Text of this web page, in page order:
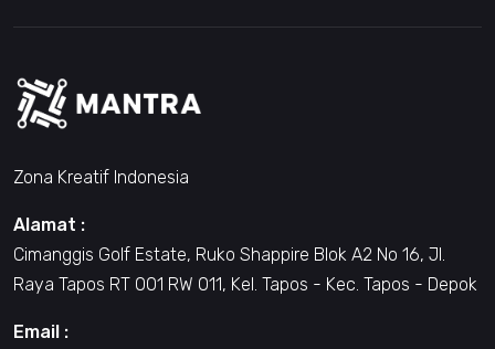
Zona Kreatif Indonesia
Alamat :
Cimanggis Golf Estate, Ruko Shappire Blok A2 No 16, Jl.
Raya Tapos RT 001 RW 011, Kel. Tapos - Kec. Tapos - Depok
Email :